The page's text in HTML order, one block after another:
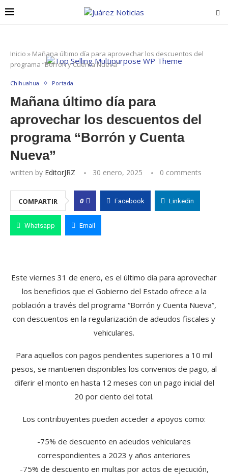
Inicio » Mañana último día para aprovechar los descuentos del
programa “Borrón y Cuenta Nueva”
Chihuahua Portada
Mañana último día para
aprovechar los descuentos del
programa “Borrón y Cuenta
Nueva”
written by EditorJRZ 30 enero, 2025 0 comments
COMPARTIR 0 Facebook Linkedin
Whatsapp Email
Este viernes 31 de enero, es el último día para aprovechar
los beneficios que el Gobierno del Estado ofrece a la
población a través del programa “Borrón y Cuenta Nueva”,
con descuentos en la regularización de adeudos fiscales y
vehiculares.
Para aquellos con pagos pendientes superiores a 10 mil
pesos, se mantienen disponibles los convenios de pago, al
diferir el monto en hasta 12 meses con un pago inicial del
20 por ciento del total.
Los contribuyentes pueden acceder a apoyos como:
-75% de descuento en adeudos vehiculares
correspondientes a 2023 y años anteriores
-75% de descuento en multas por actos de ejecución,